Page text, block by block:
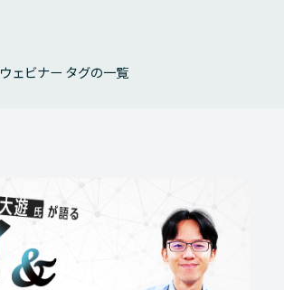
ウェビナー タグの一覧